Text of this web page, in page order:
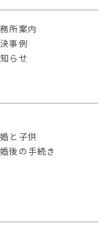
所案内
事例
らせ
と子供
後の手続き